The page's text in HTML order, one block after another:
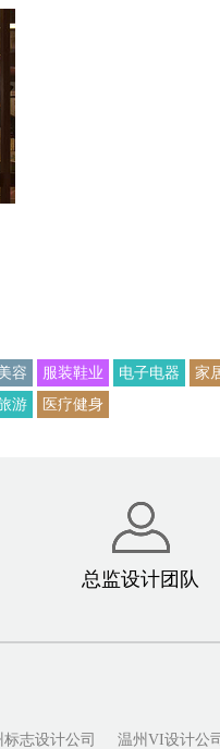
容 服装鞋业 电子电器
家
游 医疗健身
总监设计团队
标志设计公司
温州VI设计公